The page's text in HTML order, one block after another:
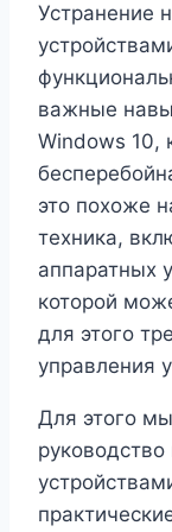
Устранение
важные
Windows 10,
это похоже
техника,
аппаратных
которой
для этого
управления
Для этого